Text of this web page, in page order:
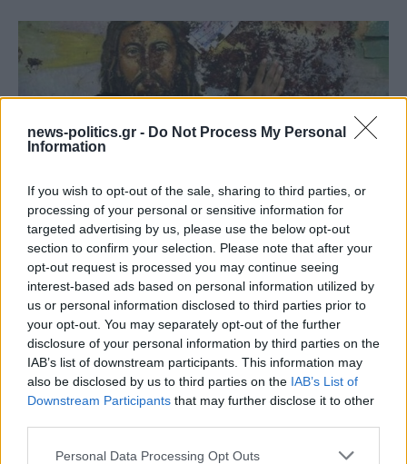
news-politics.gr - Do Not Process My Personal
Information
If you wish to opt-out of the sale, sharing to third parties, or
processing of your personal or sensitive information for
targeted advertising by us, please use the below opt-out
section to confirm your selection. Please note that after your
opt-out request is processed you may continue seeing
interest-based ads based on personal information utilized by
us or personal information disclosed to third parties prior to
your opt-out. You may separately opt-out of the further
disclosure of your personal information by third parties on the
IAB’s list of downstream participants. This information may
also be disclosed by us to third parties on the IAB’s List of
Downstream Participants that may further disclose it to other
Personal Data Processing Opt Outs
Χριστιανοφοβία: το Ευρωκοινοβούλιο αναγνωρίζει
τους παγκόσμιους διωγμούς κατά των Χριστιανών